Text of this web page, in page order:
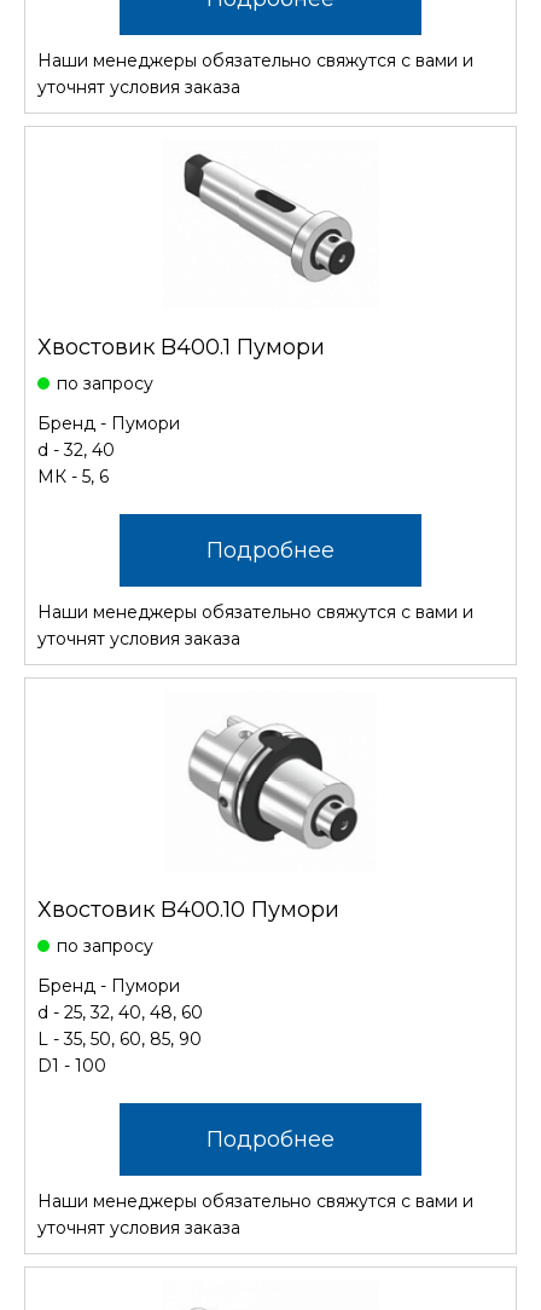
Наши менеджеры обязательно свяжутся с вами и
уточнят условия заказа
Хвостовик B400.1 Пумори
по запросу
Бренд - Пумори
d - 32, 40
МК - 5, 6
Подробнее
Наши менеджеры обязательно свяжутся с вами и
уточнят условия заказа
Хвостовик B400.10 Пумори
по запросу
Бренд - Пумори
d - 25, 32, 40, 48, 60
L - 35, 50, 60, 85, 90
D1 - 100
Подробнее
Наши менеджеры обязательно свяжутся с вами и
уточнят условия заказа